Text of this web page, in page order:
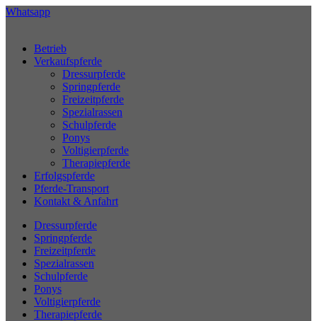
Zum
Whatsapp
Betrieb
Verkaufspferde
Dressurpferde
Springpferde
Freizeitpferde
Spezialrassen
Schulpferde
Ponys
Voltigierpferde
Therapiepferde
Erfolgspferde
Pferde-Transport
Kontakt & Anfahrt
Dressurpferde
Springpferde
Freizeitpferde
Spezialrassen
Schulpferde
Ponys
Voltigierpferde
Therapiepferde